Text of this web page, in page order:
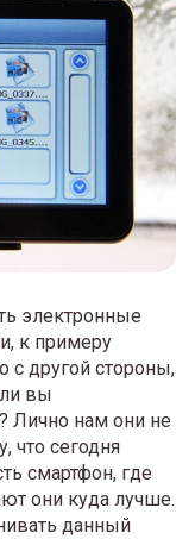
электронные
к примеру
с другой стороны,
ли вы
Лично нам они не
что сегодня
смартфон, где
они куда лучше.
данный